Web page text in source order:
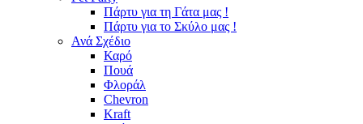
Πάρτυ για τη Γάτα μας !
Πάρτυ για το Σκύλο μας !
Ανά Σχέδιο
Καρό
Πουά
Φλοράλ
Chevron
Kraft